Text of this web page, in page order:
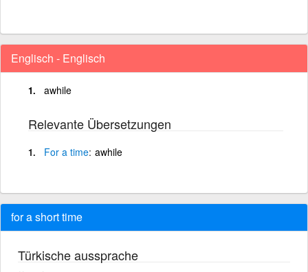
Englisch - Englisch
awhile
Relevante Übersetzungen
For a time awhile
for a short time
Türkische aussprache